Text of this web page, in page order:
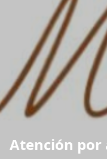
Atención por